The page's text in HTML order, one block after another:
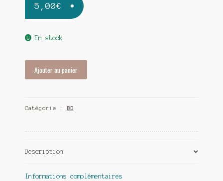
5,00€
En stock
1
Ajouter au panier
Catégorie : BD
Description
Informations complémentaires